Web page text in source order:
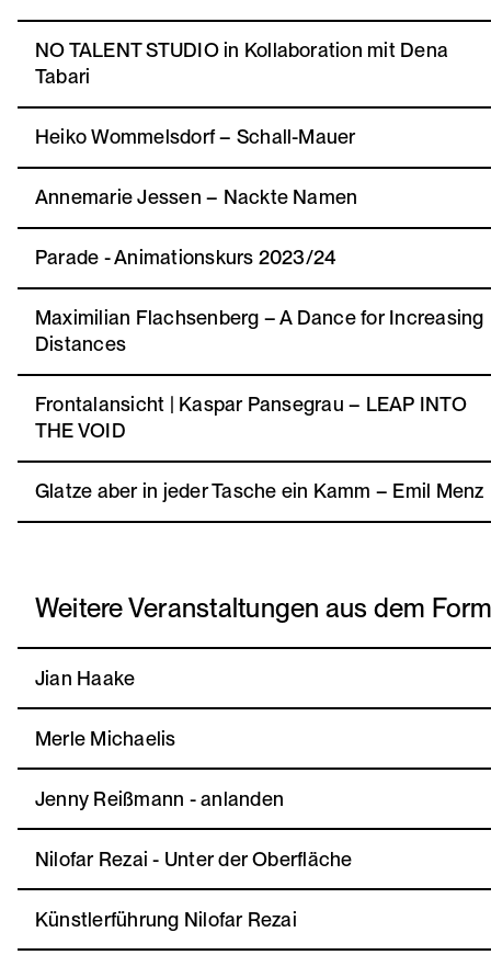
NO TALENT STUDIO in Kollaboration mit Dena
Tabari
Heiko Wommelsdorf – Schall-Mauer
Annemarie Jessen – Nackte Namen
Parade - Animationskurs 2023/24
Maximilian Flachsenberg – A Dance for Increasing
Distances
Frontalansicht | Kaspar Pansegrau – LEAP INTO
THE VOID
Glatze aber in jeder Tasche ein Kamm – Emil Menz
Weitere Veranstaltungen aus dem
Jian Haake
Merle Michaelis
Jenny Reißmann - anlanden
Nilofar Rezai - Unter der Oberfläche
Künstlerführung Nilofar Rezai